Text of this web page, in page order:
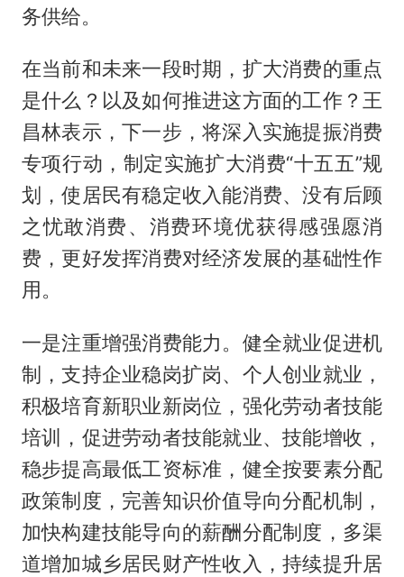
务供给。
在当前和未来一段时期，扩大消费的重点
是什么？以及如何推进这方面的工作？王
昌林表示，下一步，将深入实施提振消费
专项行动，制定实施扩大消费“十五五”规
划，使居民有稳定收入能消费、没有后顾
之忧敢消费、消费环境优获得感强愿消
费，更好发挥消费对经济发展的基础性作
用。
一是注重增强消费能力。健全就业促进机
制，支持企业稳岗扩岗、个人创业就业，
积极培育新职业新岗位，强化劳动者技能
培训，促进劳动者技能就业、技能增收，
稳步提高最低工资标准，健全按要素分配
政策制度，完善知识价值导向分配机制，
加快构建技能导向的薪酬分配制度，多渠
道增加城乡居民财产性收入，持续提升居